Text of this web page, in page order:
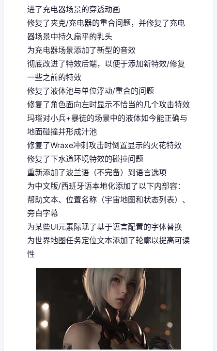
进了充电器场景的穿透动画
修复了夹克/充电器的重合问题，并修复了充电
器场景中持久扁平的乳头
为充电器场景添加了新型的音效
彻底改进了特效后端，以便于添加新特效/修复
一些之前的特效
修复了液体池与单位浮动/重合的问题
修复了角色面向左时显示不恰当的几个攻击特效
玛瑙对小兵+暴徒的场景中的液体如今能正确与
地面碰撞并形成汁池
修复了Wraxe冲刺攻击时倒置显示的火花特效
修复了下水道环境特效的碰撞问题
重新添加了波兰语（不完备）到语言选项
为中文版/西班牙语本地化添加了以下内部容：
帮助文本、位置名称（宇宙地图和状态列表）、
旁白字幕
为某些UI元素际现了基于语言配置的字体替换
为世界地图任务定位文本添加了轮廓以提高可读
性